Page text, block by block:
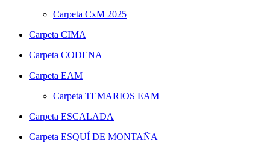
Carpeta CxM 2025
Carpeta CIMA
Carpeta CODENA
Carpeta EAM
Carpeta TEMARIOS EAM
Carpeta ESCALADA
Carpeta ESQUÍ DE MONTAÑA